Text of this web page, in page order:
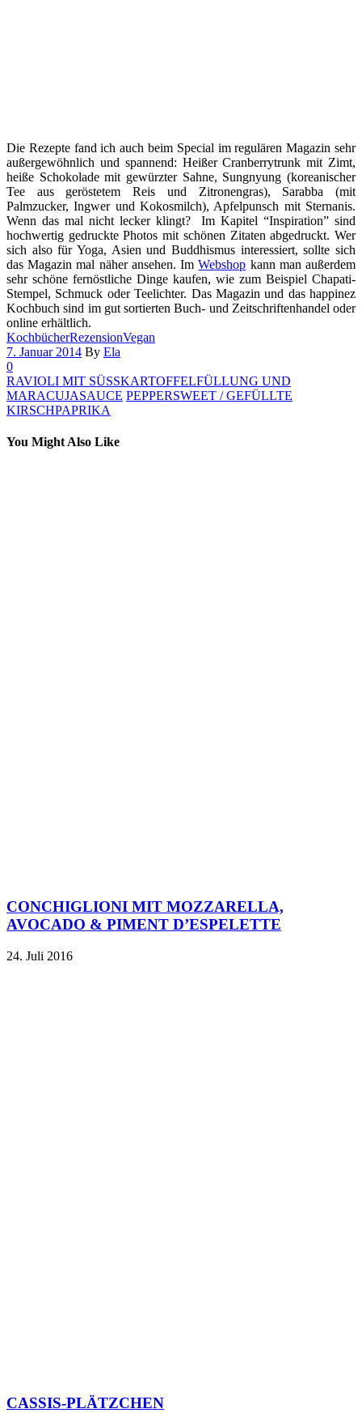
Die Rezepte fand ich auch beim Special im regulären Magazin sehr
außergewöhnlich und spannend: Heißer Cranberrytrunk mit Zimt,
heiße Schokolade mit gewürzter Sahne, Sungnyung (koreanischer
Tee aus geröstetem Reis und Zitronengras), Sarabba (mit
Palmzucker, Ingwer und Kokosmilch), Apfelpunsch mit Sternanis.
Wenn das mal nicht lecker klingt? Im Kapitel “Inspiration” sind
hochwertig gedruckte Photos mit schönen Zitaten abgedruckt. Wer
sich also für Yoga, Asien und Buddhismus interessiert, sollte sich
das Magazin mal näher ansehen. ImWebshop kann man außerdem
sehr schöne fernöstliche Dinge kaufen, wie zum Beispiel Chapati-
Stempel, Schmuck oder Teelichter. Das Magazin und das happinez
Kochbuch sind im gut sortierten Buch- und Zeitschriftenhandel oder
online erhältlich.
KochbücherRezensionVegan
7. Januar 2014 By Ela
0
RAVIOLI MIT SÜSSKARTOFFELFÜLLUNG UND
MARACUJASAUCE PEPPERSWEET / GEFÜLLTE
KIRSCHPAPRIKA
You Might Also Like
CONCHIGLIONI MIT MOZZARELLA,
AVOCADO & PIMENT D’ESPELETTE
24. Juli 2016
CASSIS-PLÄTZCHEN